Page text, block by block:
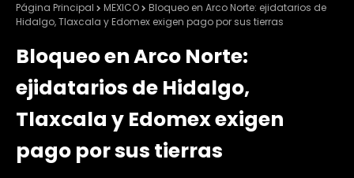
Página Principal MEXICO
Bloqueo en Arco Norte: ejidatarios de
Hidalgo, Tlaxcala y Edomex exigen pago por sus tierras
Bloqueo en Arco Norte:
ejidatarios de Hidalgo,
Tlaxcala y Edomex exigen
pago por sus tierras